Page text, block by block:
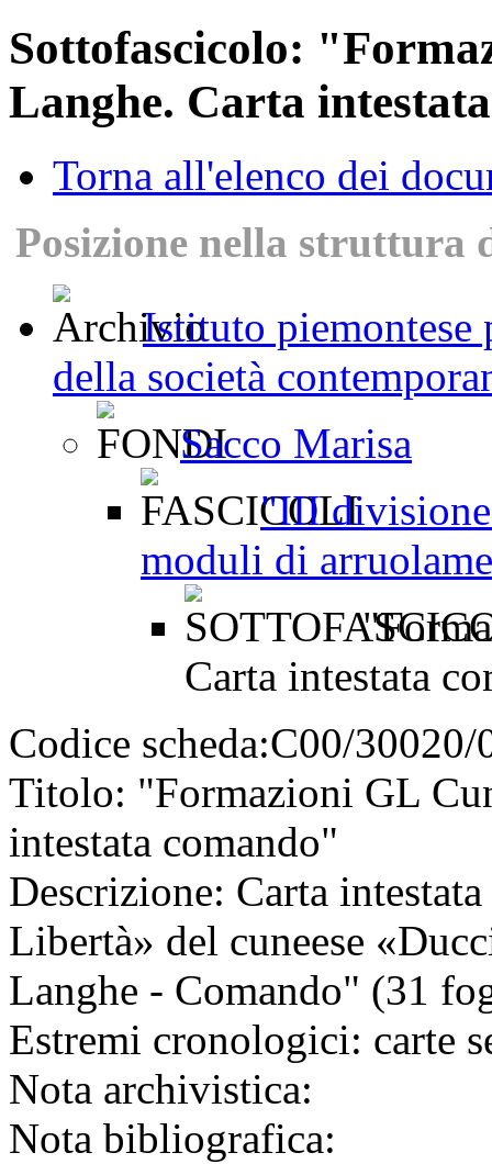
Sottofascicolo:
Langhe. Carta
Torna all'elenco dei
Posizione nella struttura
Istituto piemontese
della società
Sacco Marisa
"III divisione
moduli di
Carta intestata
Codice scheda:C00/30020/
Titolo: "Formazioni GL
intestata comando"
Descrizione: Carta
Libertà» del cuneese
Langhe - Comando" (31
Estremi cronologici: carte
Nota archivistica:
Nota bibliografica: